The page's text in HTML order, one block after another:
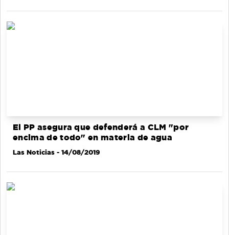
El PP asegura que defenderá a CLM "por
encima de todo" en materia de agua
Las Noticias - 14/08/2019